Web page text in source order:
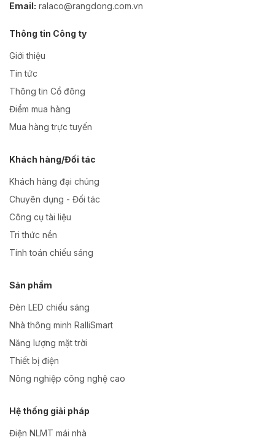
Email: ralaco@rangdong.com.vn
Thông tin Công ty
Giới thiệu
Tin tức
Thông tin Cổ đông
Điểm mua hàng
Mua hàng trực tuyến
Khách hàng/Đối tác
Khách hàng đại chúng
Chuyên dụng - Đối tác
Công cụ tài liệu
Tri thức nền
Tính toán chiếu sáng
Sản phẩm
Đèn LED chiếu sáng
Nhà thông minh RalliSmart
Năng lượng mặt trời
Thiết bị điện
Nông nghiệp công nghệ cao
Hệ thống giải pháp
Điện NLMT mái nhà